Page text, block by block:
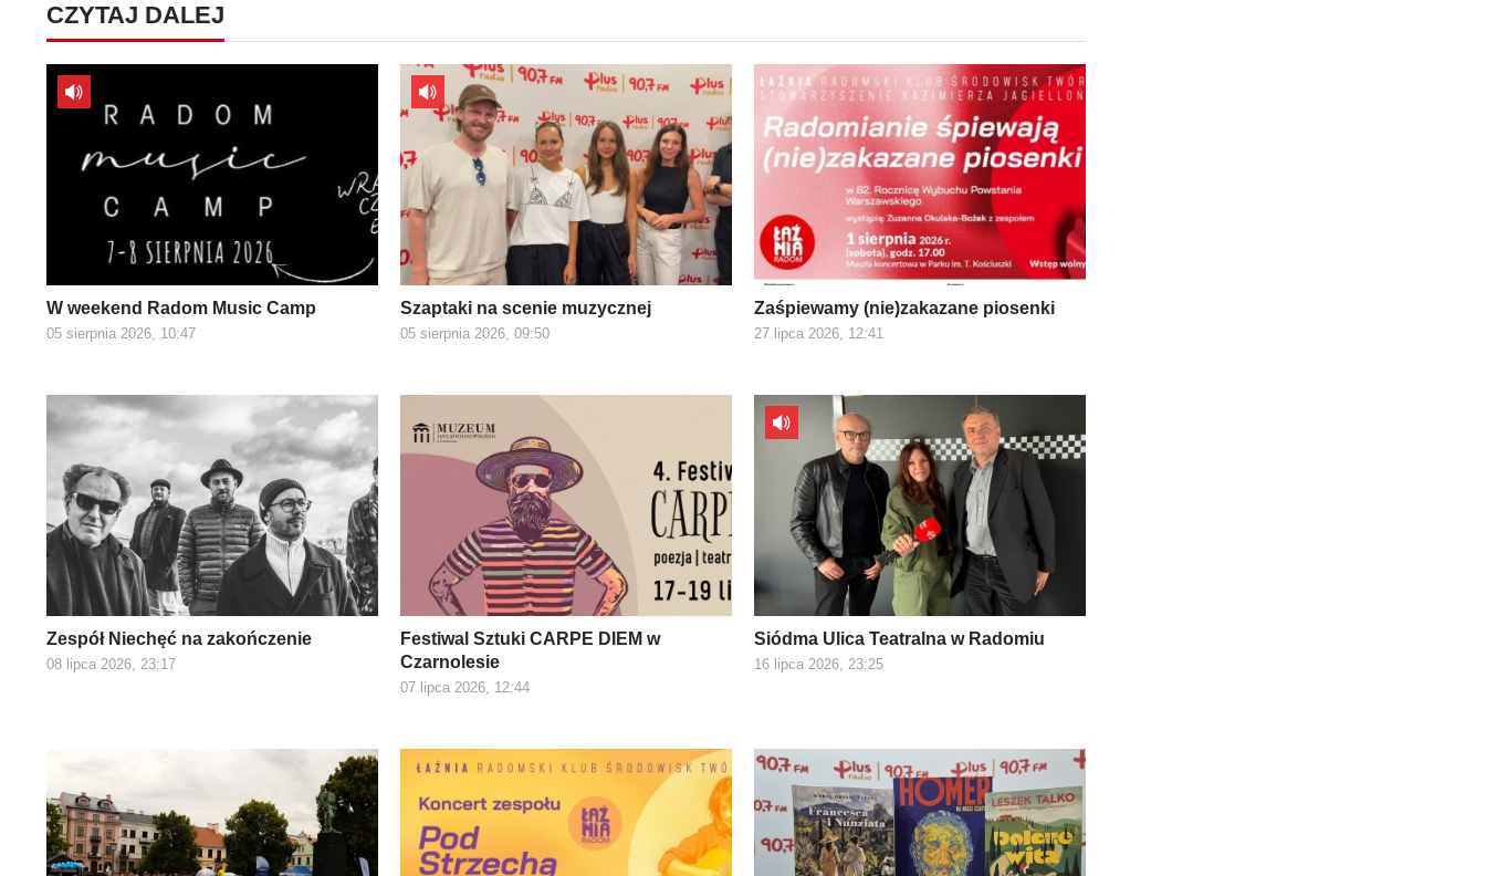
CZYTAJ DALEJ
W weekend Radom Music Camp
05 sierpnia 2026, 10:47
Szaptaki na scenie muzycznej
05 sierpnia 2026, 09:50
Zaśpiewamy (nie)zakazane piosenki
27 lipca 2026, 12:41
Zespół Niechęć na zakończenie
08 lipca 2026, 23:17
Festiwal Sztuki CARPE DIEM w
Czarnolesie
07 lipca 2026, 12:44
Siódma Ulica Teatralna w Radomiu
16 lipca 2026, 23:25